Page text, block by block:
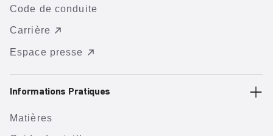
Code de conduite
Carrière
Espace presse
Informations Pratiques
Matières